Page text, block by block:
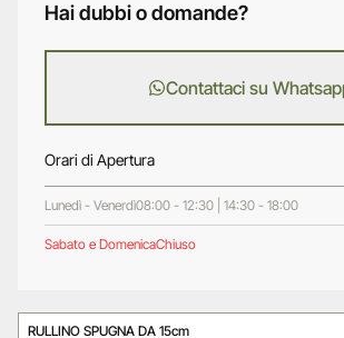
Hai dubbi o domande?
Contattaci su
Orari di Apertura
Lunedì - Venerdì08:00 - 12:30 | 14:30 - 18:00
Sabato e DomenicaChiuso
RULLINO SPUGNA DA 15cm